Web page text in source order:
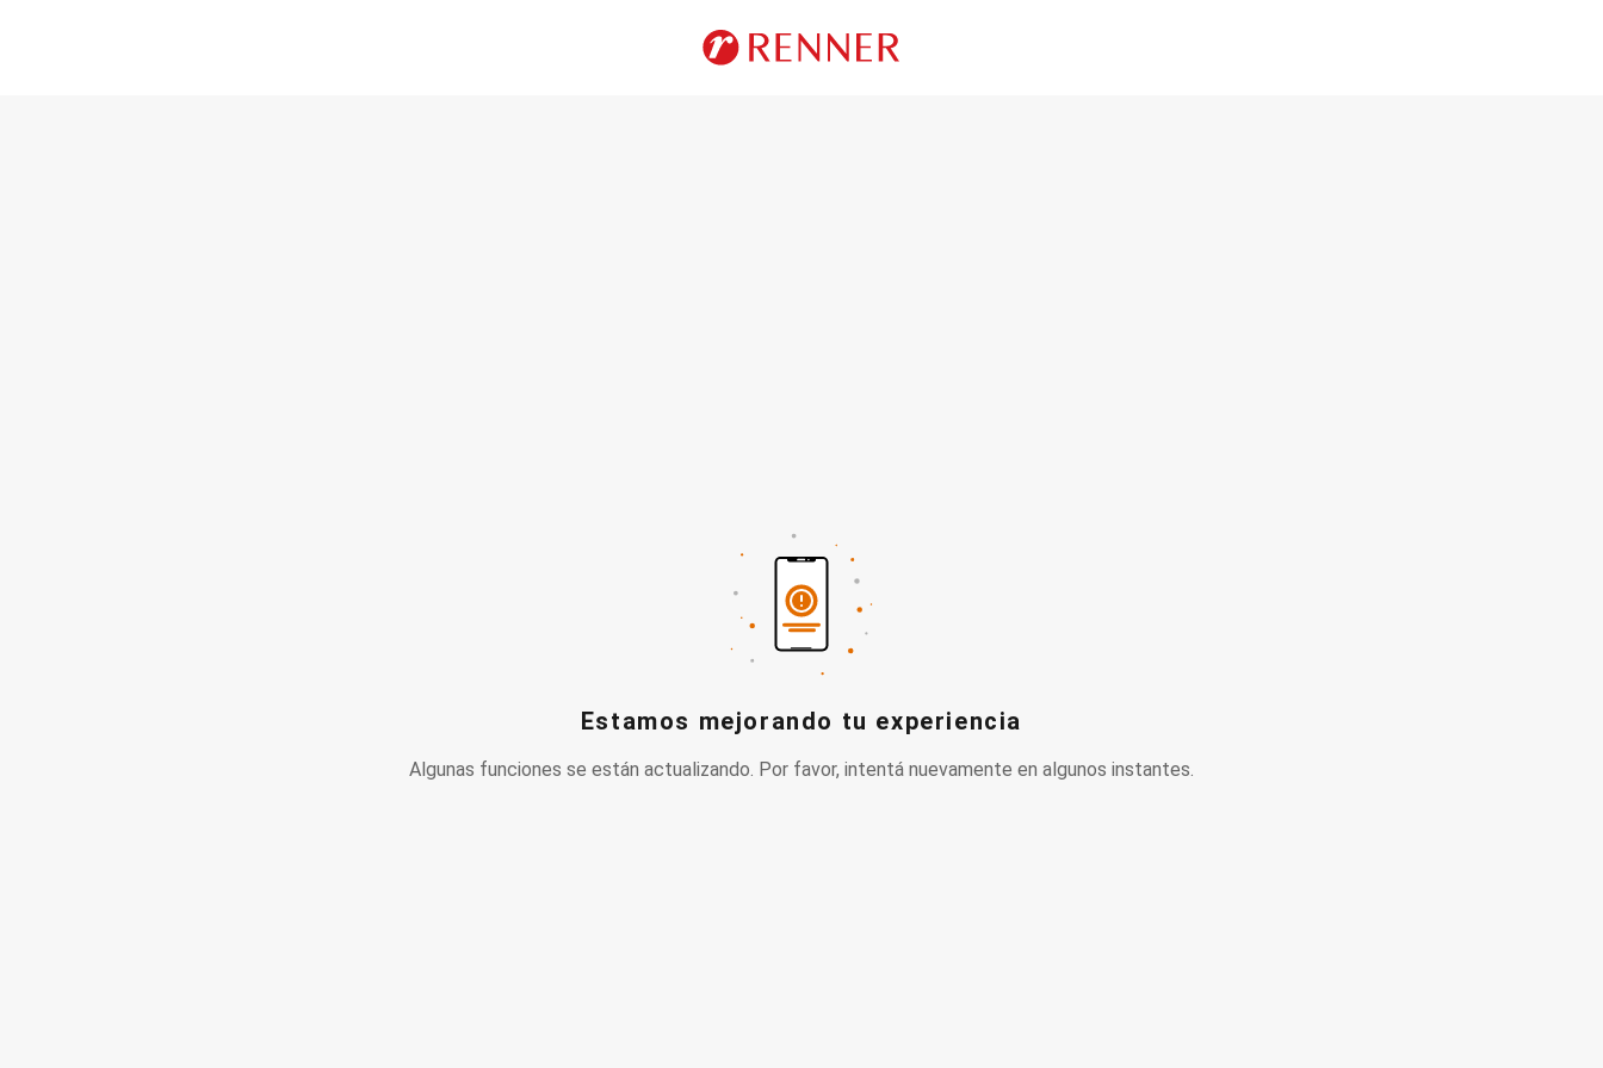
Estamos mejorando tu experiencia
Algunas funciones se están actualizando. Por favor, intentá nuevamente en algunos instantes.